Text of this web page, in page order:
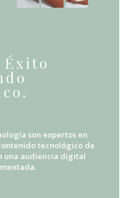
Éxito
son expertos en
tecnológico de
una audiencia digital